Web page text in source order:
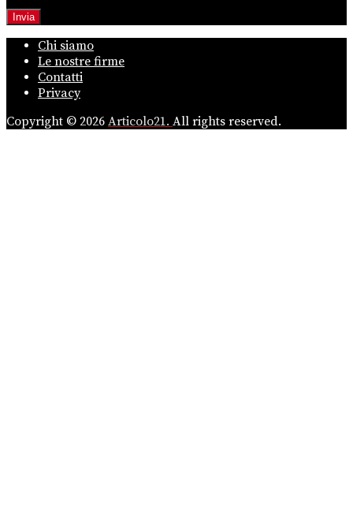
Chi siamo
Le nostre firme
Contatti
Privacy
Copyright © 2026 Articolo21. All rights reserved.